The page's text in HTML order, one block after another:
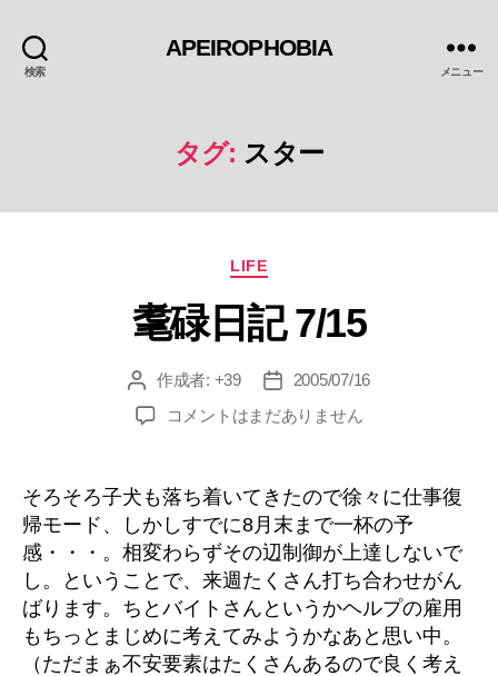
検索
APEIROPHOBIA
メニュー
タグ: スター
カ
ゴ
リ
LIFE
耄碌日記 7/15
投
稿
者
作成者: +39
投
稿
日
2005/07/16
耄
記
7/15
へ
の
コメントはまだありません
そろそろ子犬も落ち着いてきたので徐々に仕事復
帰モード、しかしすでに8月末まで一杯の予
感・・・。相変わらずその辺制御が上達しないで
し。ということで、来週たくさん打ち合わせがん
ばります。ちとバイトさんというかヘルプの雇用
もちっとまじめに考えてみようかなあと思い中。
（ただまぁ不安要素はたくさんあるので良く考え